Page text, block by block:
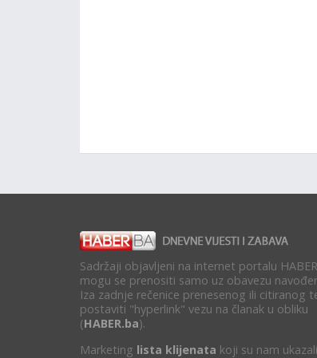
Sadržaji objavljeni na internet portalu
mogu se prenositi samo uz obavezu
Iza zadnje rečenice prenesenog ili citiranog
postaviti "hyperlink" vezu na članak u obliku
(HABER.ba).
Marketing lista klijenata koji su nam ukazali